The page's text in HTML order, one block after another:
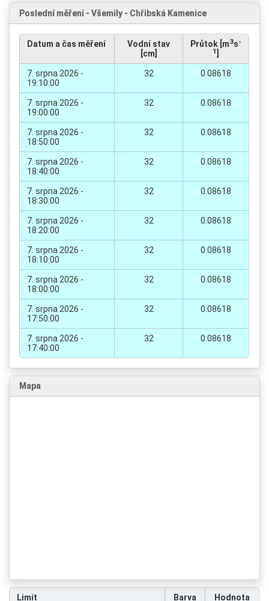
Poslední měření - Všemily - Chřibská Kamenice
Datum a čas měření
Vodní stav
[cm]
Průtok [m3s-
1
7. srpna 2026 -
19:10:00
32 0.08618
7. srpna 2026 -
19:00:00
32 0.08618
7. srpna 2026 -
18:50:00
32 0.08618
7. srpna 2026 -
18:40:00
32 0.08618
7. srpna 2026 -
18:30:00
32 0.08618
7. srpna 2026 -
18:20:00
32 0.08618
7. srpna 2026 -
18:10:00
32 0.08618
7. srpna 2026 -
18:00:00
32 0.08618
7. srpna 2026 -
17:50:00
32 0.08618
7. srpna 2026 -
17:40:00
32 0.08618
Mapa
Limit Barva Hodnota